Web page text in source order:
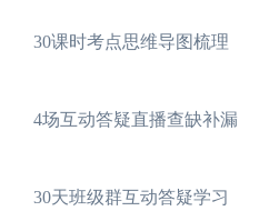
30课时考点思维导图梳理
4场互动答疑直播查缺补漏
30天班级群互动答疑学习